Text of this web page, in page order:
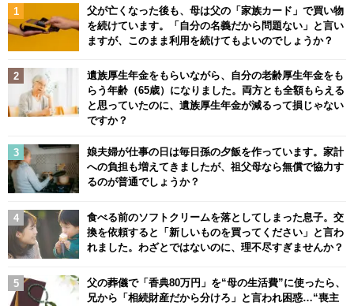
父が亡くなった後も、母は父の「家族カード」で買い物
を続けています。「自分の名義だから問題ない」と言い
ますが、このまま利用を続けてもよいのでしょうか？
遺族厚生年金をもらいながら、自分の老齢厚生年金をも
らう年齢（65歳）になりました。両方とも全額もらえる
と思っていたのに、遺族厚生年金が減るって損じゃない
ですか？
娘夫婦が仕事の日は毎日孫の夕飯を作っています。家計
への負担も増えてきましたが、祖父母なら無償で協力す
るのが普通でしょうか？
食べる前のソフトクリームを落としてしまった息子。交
換を依頼すると「新しいものを買ってください」と言わ
れました。わざとではないのに、理不尽すぎませんか？
父の葬儀で「香典80万円」を“母の生活費”に使ったら、
兄から「相続財産だから分けろ」と言われ困惑…“喪主